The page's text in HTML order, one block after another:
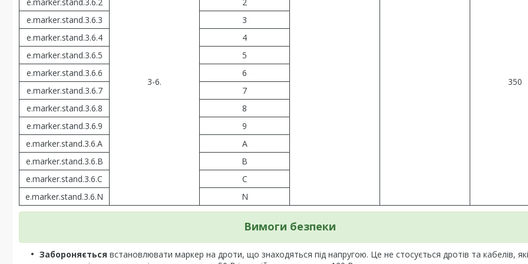
3-6. 350
e.marker.stand.3.6.3
3
e.marker.stand.3.6.4
4
e.marker.stand.3.6.5
5
e.marker.stand.3.6.6
6
e.marker.stand.3.6.7
7
e.marker.stand.3.6.8
8
e.marker.stand.3.6.9
9
e.marker.stand.3.6.A
A
e.marker.stand.3.6.В
В
e.marker.stand.3.6.С
С
e.marker.stand.3.6.N
N
Вимоги безпеки
Забороняється встановлювати маркер на дроти, що знаходяться під напругою. Це не стосується дротів та кабелів, які